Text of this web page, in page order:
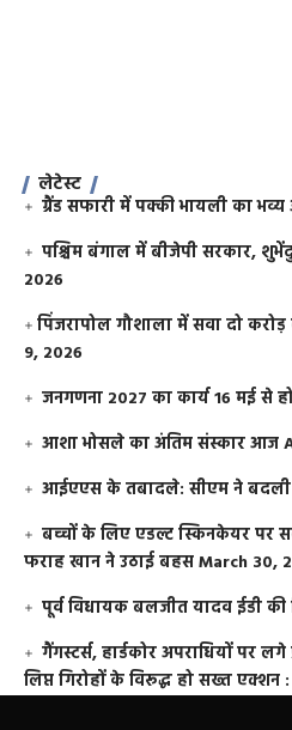
लेटेस्ट
ग्रैंड सफारी में पक्की भायली का
पश्चिम बंगाल में बीजेपी सरकार,
2026
​पिंजरापोल गौशाला में सवा दो करोड़
9, 2026
जनगणना 2027 का कार्य 16 मई से
आशा भोसले का अंतिम संस्कार आज
आईएएस के तबादले: सीएम ने बदली
बच्चों के लिए एडल्ट स्किनकेयर पर
फराह खान ने उठाई बहसMarch 30,
पूर्व विधायक बलजीत यादव ईडी की
गैंगस्टर्स, हार्डकोर अपराधियों पर
लिप्त गिरोहों के विरूद्ध हो सख्त एक्शन